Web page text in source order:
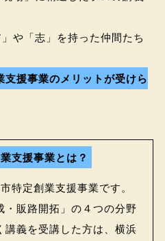
や「志」を持った仲間たち
援事業のメリットが受けら
支援事業とは？
特定創業支援事業です。
・販路開拓」の４つの分野
義を受講した方は、横浜